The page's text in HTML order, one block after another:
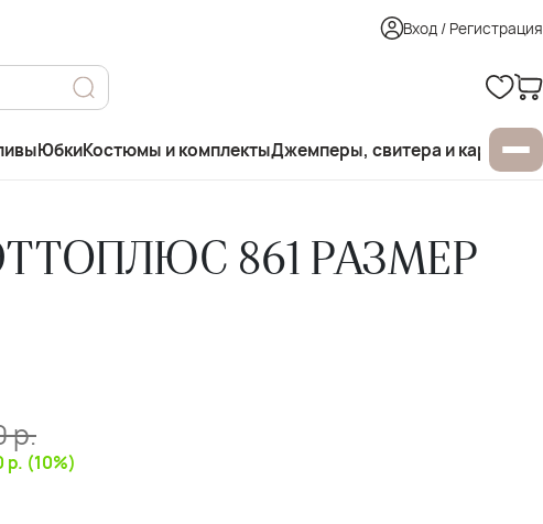
Вход / Регистрация
ЮбкиКостюмы и комплектыДжемперы, свитера и
861 РАЗМЕР
р.
р. (10%)